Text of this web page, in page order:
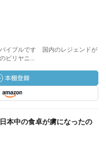
イブルです 国内のレジェンドが
ビリヤニ...
本中の食卓が虜になったの